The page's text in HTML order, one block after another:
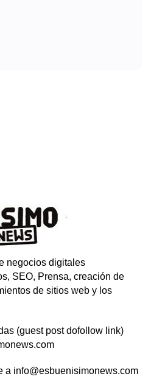
negocios digitales
SEO, Prensa, creación de
de sitios web y los
(guest post dofollow link)
a info@esbuenisimonews.com